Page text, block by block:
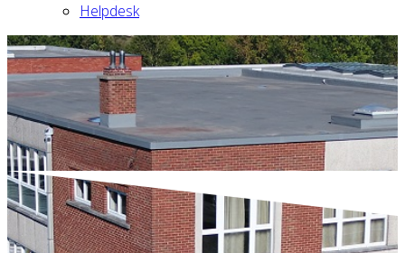
Helpdesk